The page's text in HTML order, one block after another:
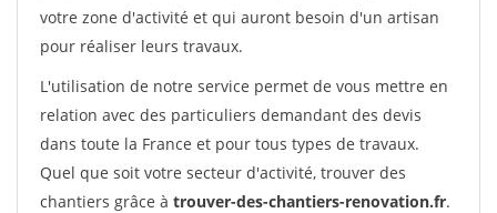
votre zone d'activité et qui auront besoin d'un artisan
pour réaliser leurs travaux.
L'utilisation de notre service permet de vous mettre en
relation avec des particuliers demandant des devis
dans toute la France et pour tous types de travaux.
Quel que soit votre secteur d'activité, trouver des
chantiers grâce à trouver-des-chantiers-renovation.fr.